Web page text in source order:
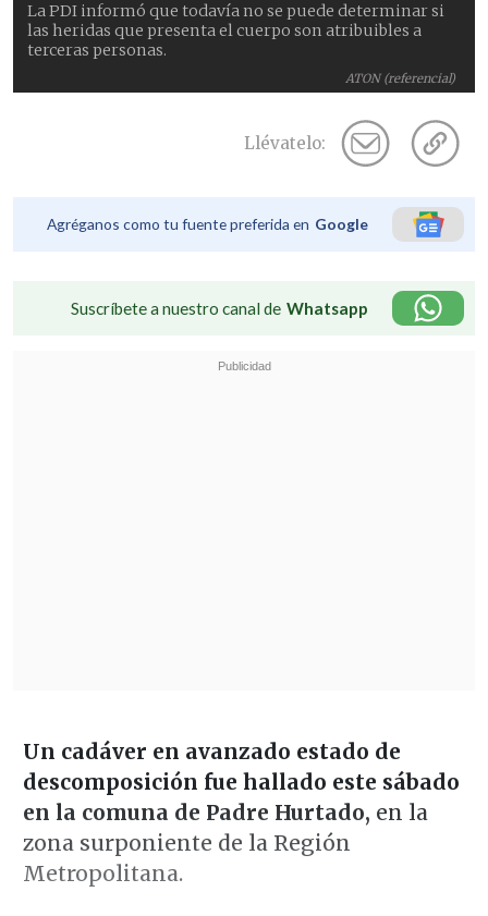
ATON (referencial)
La PDI informó que todavía no se puede determinar si
las heridas que presenta el cuerpo son atribuibles a
terceras personas.
Llévatelo:
Agréganos como tu fuente preferida en Google
Suscríbete a nuestro canal de Whatsapp
Un cadáver en avanzado estado de
descomposición fue hallado este sábado
en la comuna de Padre Hurtado, en la
zona surponiente de la Región
Metropolitana.